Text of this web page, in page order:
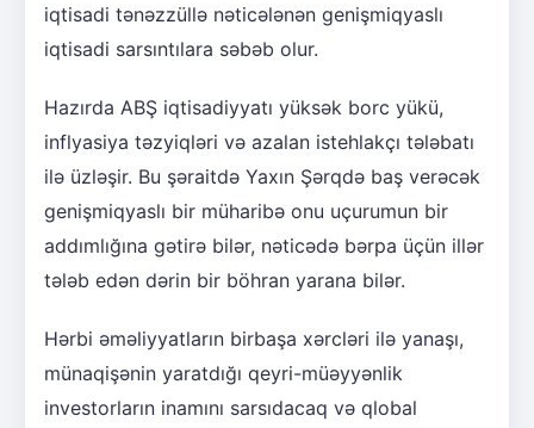
iqtisadi tənəzzüllə nəticələnən genişmiqyaslı
iqtisadi sarsıntılara səbəb olur.
Hazırda ABŞ iqtisadiyyatı yüksək borc yükü,
inflyasiya təzyiqləri və azalan istehlakçı tələbatı
ilə üzləşir. Bu şəraitdə Yaxın Şərqdə baş verəcək
genişmiqyaslı bir müharibə onu uçurumun bir
addımlığına gətirə bilər, nəticədə bərpa üçün illər
tələb edən dərin bir böhran yarana bilər.
Hərbi əməliyyatların birbaşa xərcləri ilə yanaşı,
münaqişənin yaratdığı qeyri-müəyyənlik
investorların inamını sarsıdacaq və qlobal